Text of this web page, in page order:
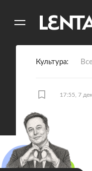
Культура
17:55, 7